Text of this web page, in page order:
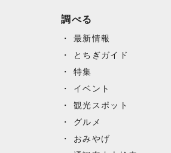
調べる
最新情報
とちぎガイド
特集
イベント
観光スポット
グルメ
おみやげ